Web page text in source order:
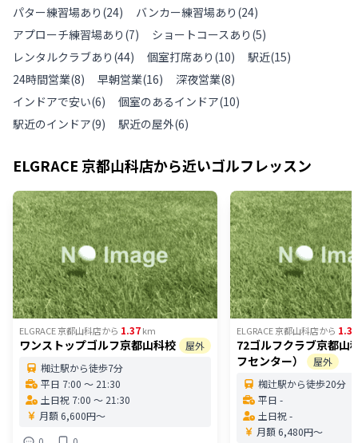
パター練習場あり (24) バンカー練習場あり (24)
アプローチ練習場あり (7) ショートコースあり (5)
レンタルクラブあり (44) 個室打席あり (10) 駅近(15)
24時間営業(8) 早朝営業(16) 深夜営業(8)
インドアで安い(6) 個室のあるインドア(10)
駅近のインドア(9) 駅近の屋外(6)
ELGRACE 京都山科店から近いゴルフレッスン
ELGRACE 京都山科店から 1.37km
ワンストップゴルフ京都山科校
屋外
椥辻駅から徒歩7分
平日 7:00 〜 21:30
土日祝 7:00 〜 21:30
月額 6,600円〜
ELGRACE 京都山科店から 1.37
72ゴルフクラブ京都山
フセンター）
屋外
椥辻駅から徒歩20分
平日 -
土日祝 -
月額 6,480円〜